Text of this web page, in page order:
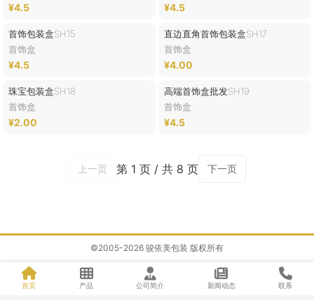
¥4.5 ¥4.5
首饰包装盒SH15
首饰盒
¥4.5
直边直角首饰包装盒SH17
首饰盒
¥4.00
珠宝包装盒SH18
首饰盒
¥2.00
高端首饰盒批发SH19
首饰盒
¥4.5
上一页 第 1 页 / 共 8 页 下一页
©2005-2026 骏依美包装 版权所有
首页 产品 公司简介 新闻动态 联系